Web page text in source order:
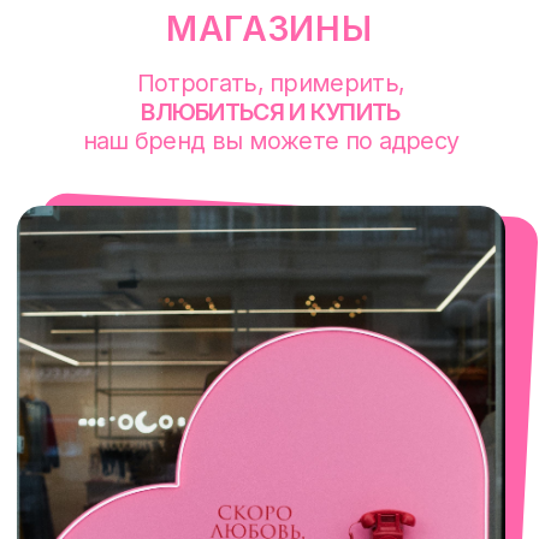
Сочи
Село Эстосадок, ТРЦ Горки Молл,
Горная Карусель, 3
+7 (919) 374-04-04
с 10-00 до 22-00
смотреть в Яндекс. Картах